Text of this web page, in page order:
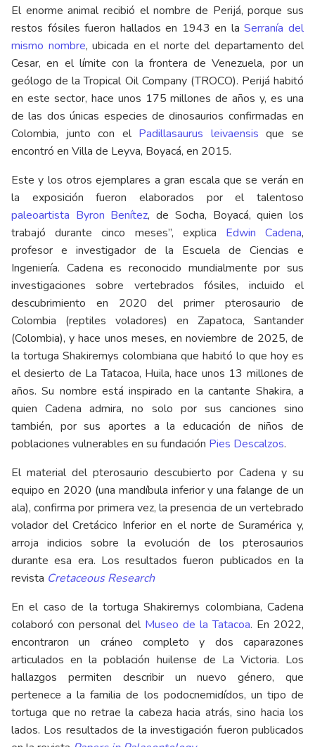
El enorme animal recibió el nombre de Perijá, porque sus
restos fósiles fueron hallados en 1943 en laSerranía del
mismo nombre, ubicada en el norte del departamento del
Cesar, en el límite con la frontera de Venezuela, por un
geólogo de la Tropical Oil Company (TROCO). Perijá habitó
en este sector, hace unos 175 millones de años y, es una
de las dos únicas especies de dinosaurios confirmadas en
Colombia, junto con el Padillasaurus leivaensis que se
encontró en Villa de Leyva, Boyacá, en 2015.
Este y los otros ejemplares a gran escala que se verán en
la exposición fueron elaborados por el talentoso
paleoartista Byron Benítez, de Socha, Boyacá, quien los
trabajó durante cinco meses”, explica Edwin Cadena,
profesor e investigador de la Escuela de Ciencias e
Ingeniería. Cadena es reconocido mundialmente por sus
investigaciones sobre vertebrados fósiles, incluido el
descubrimiento en 2020 del primer pterosaurio de
Colombia (reptiles voladores) en Zapatoca, Santander
(Colombia), y hace unos meses, en noviembre de 2025, de
la tortuga Shakiremys colombiana que habitó lo que hoy es
el desierto de La Tatacoa, Huila, hace unos 13 millones de
años. Su nombre está inspirado en la cantante Shakira, a
quien Cadena admira, no solo por sus canciones sino
también, por sus aportes a la educación de niños de
poblaciones vulnerables en su fundación Pies Descalzos.
El material del pterosaurio descubierto por Cadena y su
equipo en 2020 (una mandíbula inferior y una falange de un
ala), confirma por primera vez, la presencia de un vertebrado
volador del Cretácico Inferior en el norte de Suramérica y,
arroja indicios sobre la evolución de los pterosaurios
durante esa era. Los resultados fueron publicados en la
revista Cretaceous Research
En el caso de la tortuga Shakiremys colombiana, Cadena
colaboró con personal del Museo de la Tatacoa. En 2022,
encontraron un cráneo completo y dos caparazones
articulados en la población huilense de La Victoria. Los
hallazgos permiten describir un nuevo género, que
pertenece a la familia de los podocnemidídos, un tipo de
tortuga que no retrae la cabeza hacia atrás, sino hacia los
lados. Los resultados de la investigación fueron publicados